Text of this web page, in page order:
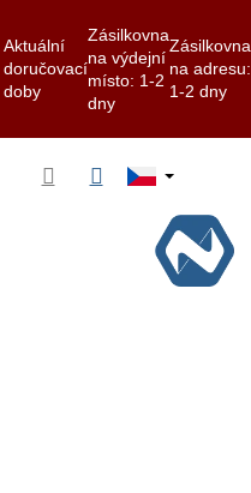
Aktuální
doručovací
doby
Zásilkovna
na výdejní
místo: 1-2
dny
Zásilkovna
na adresu:
1-2 dny